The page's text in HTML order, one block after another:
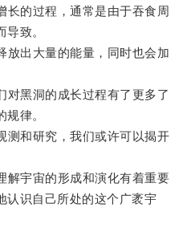
的过程，通常是由于吞食周
致。
出大量的能量，同时也会加
黑洞的成长过程有了更多了
律。
和研究，我们或许可以揭开
宇宙的形成和演化有着重要
认识自己所处的这个广袤宇